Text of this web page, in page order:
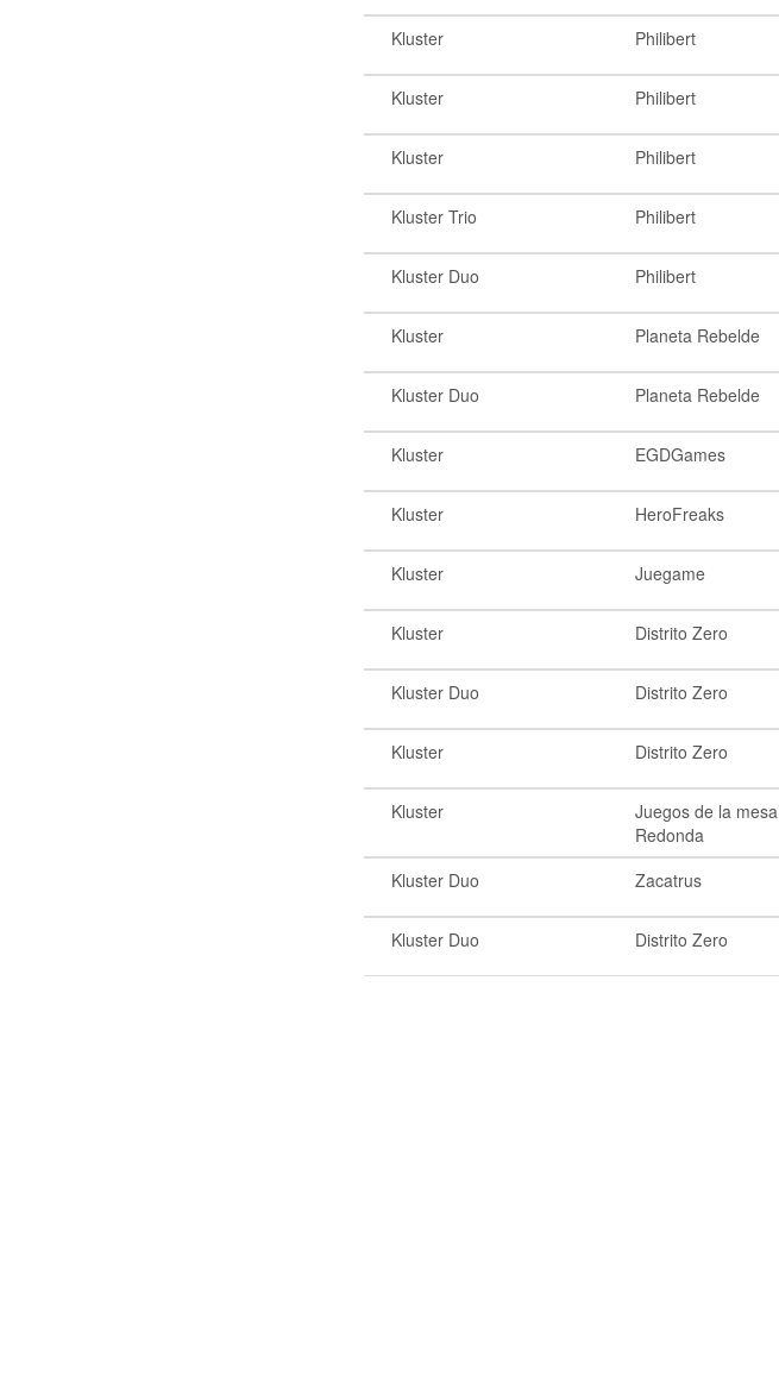
Kluster Philibert
Kluster Philibert
Kluster Philibert
Kluster Trio Philibert
Kluster Duo Philibert
Kluster Planeta Rebelde
Kluster Duo Planeta Rebelde
Kluster EGDGames
Kluster HeroFreaks
Kluster Juegame
Kluster Distrito Zero
Kluster Duo Distrito Zero
Kluster Distrito Zero
Kluster
Juegos de la mesa
Redonda
Kluster Duo Zacatrus
Kluster Duo Distrito Zero